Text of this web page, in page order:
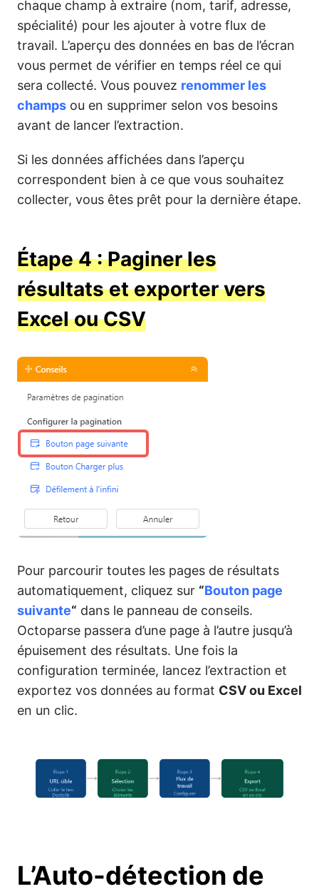
chaque champ à extraire (nom, tarif, adresse,
spécialité) pour les ajouter à votre flux de
travail. L’aperçu des données en bas de l’écran
vous permet de vérifier en temps réel ce qui
sera collecté. Vous pouvez renommer les
champs ou en supprimer selon vos besoins
avant de lancer l’extraction.
Si les données affichées dans l’aperçu
correspondent bien à ce que vous souhaitez
collecter, vous êtes prêt pour la dernière étape.
Étape 4 : Paginer les
résultats et exporter vers
Excel ou CSV
Pour parcourir toutes les pages de résultats
automatiquement, cliquez sur “Bouton page
suivante“ dans le panneau de conseils.
Octoparse passera d’une page à l’autre jusqu’à
épuisement des résultats. Une fois la
configuration terminée, lancez l’extraction et
exportez vos données au format CSV ou Excel
en un clic.
L’Auto-détection de